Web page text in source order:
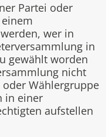
Partei oder
wer in
in
gewählt worden
nicht
Wählergruppe
in einer
aufstellen